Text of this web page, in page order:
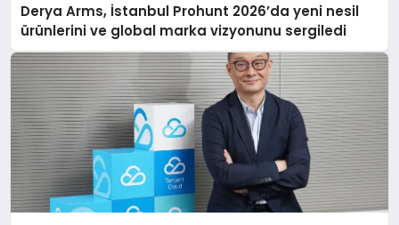
Derya Arms, İstanbul Prohunt 2026’da yeni nesil
ürünlerini ve global marka vizyonunu sergiledi